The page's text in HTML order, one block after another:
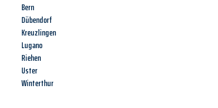
Bern
Dübendorf
Kreuzlingen
Lugano
Riehen
Uster
Winterthur